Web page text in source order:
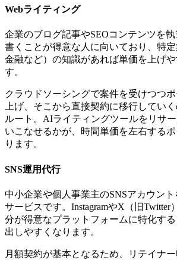
Webライティング
企業のブログ記事やSEOコンテンツを
書くことが得意な人に向いており、特定
金融など）の知識があれば単価を上げ
す。
クラウドソーシングで案件を受けつつ
上げ、そこから直接契約に移行してい
ルート。AIライティングツールをリサ
いこなせるかが、時間単価を左右する
ります。
SNS運用代行
中小企業や個人事業主のSNSアカウン
サービスです。InstagramやX（旧Twitter
分が得意なプラットフォームに特化す
出しやすくなります。
月額契約が基本となるため、リテイナ